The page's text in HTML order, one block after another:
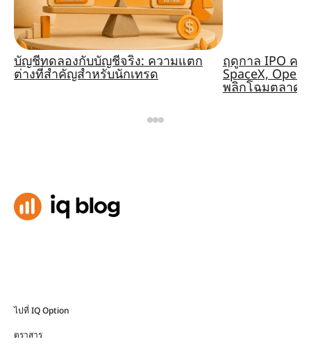
บัญชีทดลองกับบัญชีจริง: ความแตก
ต่างที่สำคัญสำหรับนักเทรด
ฤดูกาล IPO ครั้
SpaceX,
พลิกโฉมตลาด
ไปที่ IQ Option
ตราสาร